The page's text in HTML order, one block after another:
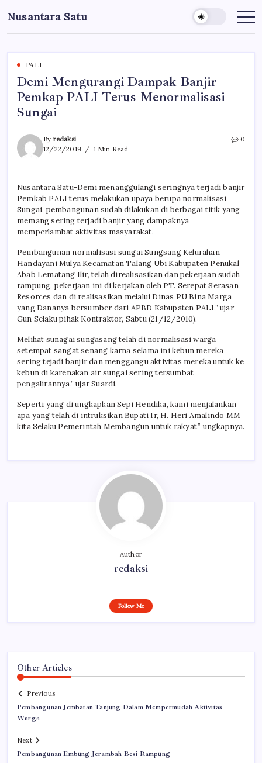
to
content
Nusantara Satu
Berita
Nusantara
PALI
Demi Mengurangi Dampak Banjir
Pemkap PALI Terus Menormalisasi
Sungai
By redaksi
12/22/2019
1 Min Read
0
Nusantara Satu-Demi menanggulangi seringnya terjadi banjir
Pemkab PALI terus melakukan upaya berupa normalisasi
Sungai, pembangunan sudah dilakukan di berbagai titik yang
memang sering terjadi banjir yang dampaknya
memperlambat aktivitas masyarakat.
Pembangunan normalisasi sungai Sungsang Kelurahan
Handayani Mulya Kecamatan Talang Ubi Kabupaten Penukal
Abab Lematang Ilir, telah direalisasikan dan pekerjaan sudah
rampung, pekerjaan ini di kerjakan oleh PT. Serepat Serasan
Resorces dan di realisasikan melalui Dinas PU Bina Marga
yang Dananya bersumber dari APBD Kabupaten PALI,” ujar
Gun Selaku pihak Kontraktor, Sabtu (21/12/2010).
Melihat sunagai sungasang telah di normalisasi warga
setempat sangat senang karna selama ini kebun mereka
sering tejadi banjir dan menggangu aktivitas mereka untuk ke
kebun di karenakan air sungai sering tersumbat
pengalirannya,” ujar Suardi.
Seperti yang di ungkapkan Sepi Hendika, kami menjalankan
apa yang telah di intruksikan Bupati Ir, H. Heri Amalindo MM
kita Selaku Pemerintah Membangun untuk rakyat,” ungkapnya.
Author
redaksi
Follow Me
Other Articles
Previous
Pembangunan Jembatan Tanjung Dalam Mempermudah Aktivitas
Warga
Next
Pembangunan Embung Jerambah Besi Rampung